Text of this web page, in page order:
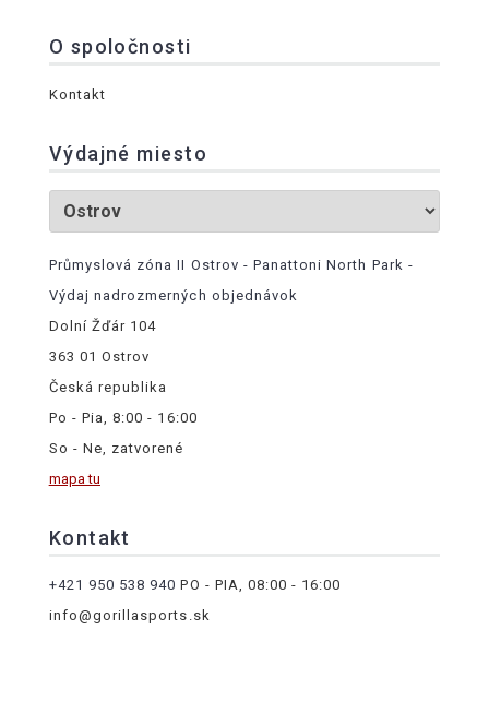
O spoločnosti
Kontakt
Výdajné miesto
Průmyslová zóna II Ostrov - Panattoni North Park -
Výdaj nadrozmerných objednávok
Dolní Žďár 104
363 01 Ostrov
Česká republika
Po - Pia, 8:00 - 16:00
So - Ne, zatvorené
mapa tu
Kontakt
+421 950 538 940 PO - PIA, 08:00 - 16:00
info@gorillasports.sk